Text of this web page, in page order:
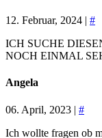
12. Februar, 2024 | #
ICH SUCHE
NOCH EINMAL
Angela
06. April, 2023 | #
Ich wollte fragen ob